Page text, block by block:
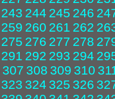
243 244 245 246
259 260 261 262
275 276 277 278
291 292 293 294
307 308 309 310
323 324 325 326